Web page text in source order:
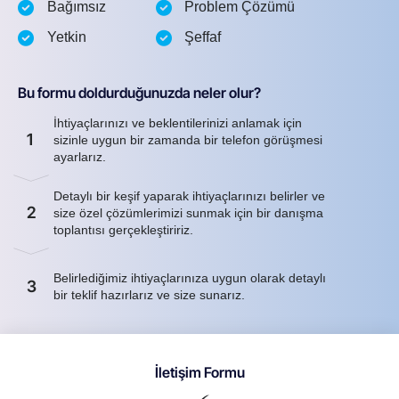
Bağımsız
Yetkin
Problem Çözümü
Şeffaf
Bu formu doldurduğunuzda neler olur?
1
İhtiyaçlarınızı ve beklentilerinizi anlamak için
sizinle uygun bir zamanda bir telefon görüşmesi
ayarlarız.
2
Detaylı bir keşif yaparak ihtiyaçlarınızı belirler ve
size özel çözümlerimizi sunmak için bir danışma
toplantısı gerçekleştiririz.
3
Belirlediğimiz ihtiyaçlarınıza uygun olarak detaylı
bir teklif hazırlarız ve size sunarız.
İletişim Formu